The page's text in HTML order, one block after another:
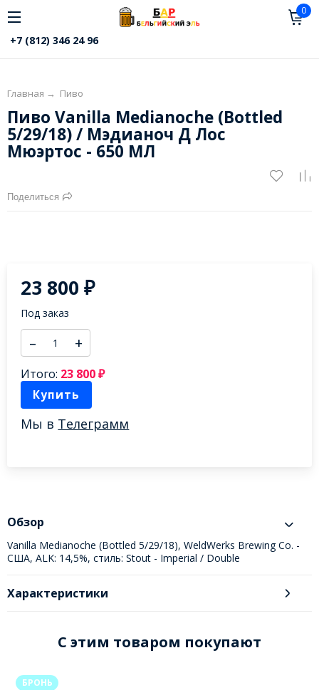
0
+7 (812) 346 24 96
Главная → Пиво
Пиво Vanilla Medianoche (Bottled
5/29/18) / Мэдианоч Д Лос
Мюэртос - 650 МЛ
Поделиться
23 800₽
Под заказ
– +
Итого: 23 800₽
Купить
Мы в Телеграмм
Обзор
Vanilla Medianoche (Bottled 5/29/18), WeldWerks Brewing Co. -
США, ALK: 14,5%, стиль: Stout - Imperial / Double
Характеристики
C этим товаром покупают
БРОНЬ